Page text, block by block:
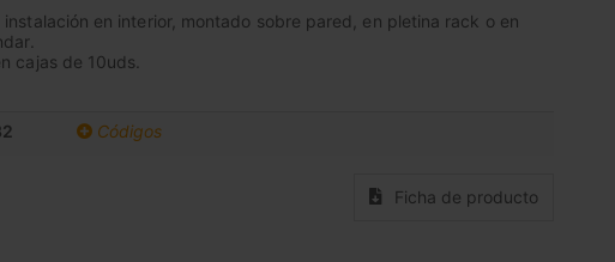
en interior, montado sobre pared, en pletina rack o en
cajas de 10uds.
Códigos
Ficha de producto